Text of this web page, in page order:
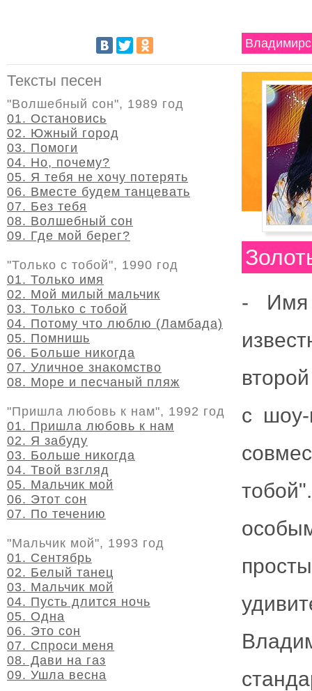
-
с шоу-
Тексты песен
"Волшебный сон", 1989 год
01. Остановись
02. Южный город
03. Помоги
04. Но, почему?
05. Я тебя не хочу потерять
06. Вместе будем танцевать
07. Без тебя
08. Волшебный сон
09. Где мой берег?
"Только с тобой", 1990 год
01. Только имя
02. Мой милый мальчик
03. Только с тобой
04. Потому что люблю (Ламбада)
05. Помнишь
06. Больше никогда
07. Уличное знакомство
08. Море и песчаный пляж
"Пришла любовь к нам", 1992 год
01. Пришла любовь к нам
02. Я забуду
03. Больше никогда
04. Твой взгляд
05. Мальчик мой
06. Этот сон
07. По течению
"Мальчик мой", 1993 год
01. Сентябрь
02. Белый танец
03. Мальчик мой
04. Пусть длится ночь
05. Одна
06. Это сон
07. Спроси меня
08. Дави на газ
09. Ушла весна